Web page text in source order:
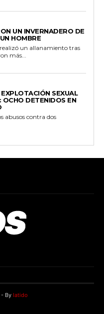
UN INVERNADERO DE
HOMBRE
un allanamiento tras
más...
SEXUAL
DETENIDOS EN
abusos contra dos
By latido